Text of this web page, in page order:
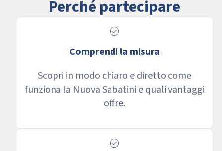
Perché partecipare
check_circle
Comprendi la misura
Scopri in modo chiaro e diretto come
funziona la Nuova Sabatini e quali vantaggi
offre.
check_circle